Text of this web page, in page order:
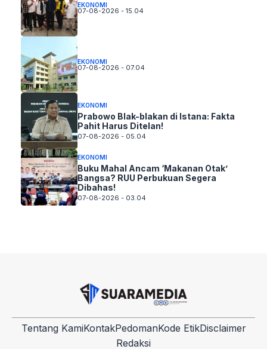
EKONOMI
07-08-2026 - 15.04
EKONOMI
07-08-2026 - 07.04
EKONOMI
Prabowo Blak-blakan di Istana: Fakta
Pahit Harus Ditelan!
07-08-2026 - 05.04
EKONOMI
Buku Mahal Ancam ‘Makanan Otak’
Bangsa? RUU Perbukuan Segera
Dibahas!
07-08-2026 - 03.04
Tentang KamiKontakPedomanKode EtikDisclaimer
Redaksi